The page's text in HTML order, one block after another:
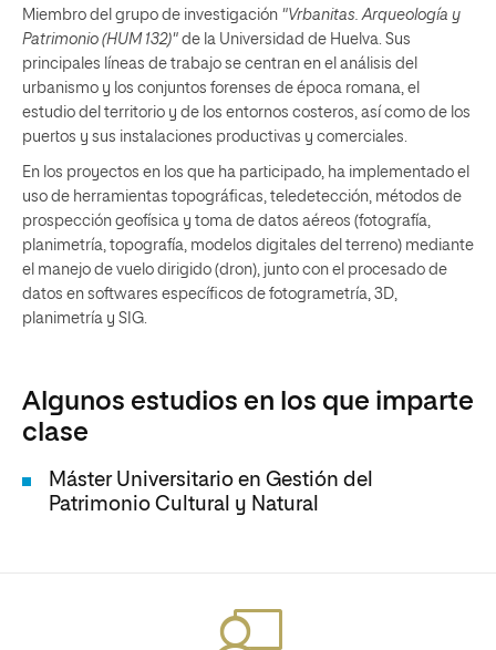
Miembro del grupo de investigación "Vrbanitas. Arqueología y
Patrimonio (HUM 132)" de la Universidad de Huelva. Sus
principales líneas de trabajo se centran en el análisis del
urbanismo y los conjuntos forenses de época romana, el
estudio del territorio y de los entornos costeros, así como de los
puertos y sus instalaciones productivas y comerciales.
En los proyectos en los que ha participado, ha implementado el
uso de herramientas topográficas, teledetección, métodos de
prospección geofísica y toma de datos aéreos (fotografía,
planimetría, topografía, modelos digitales del terreno) mediante
el manejo de vuelo dirigido (dron), junto con el procesado de
datos en softwares específicos de fotogrametría, 3D,
planimetría y SIG.
Algunos estudios en los que imparte
clase
Máster Universitario en Gestión del
Patrimonio Cultural y Natural